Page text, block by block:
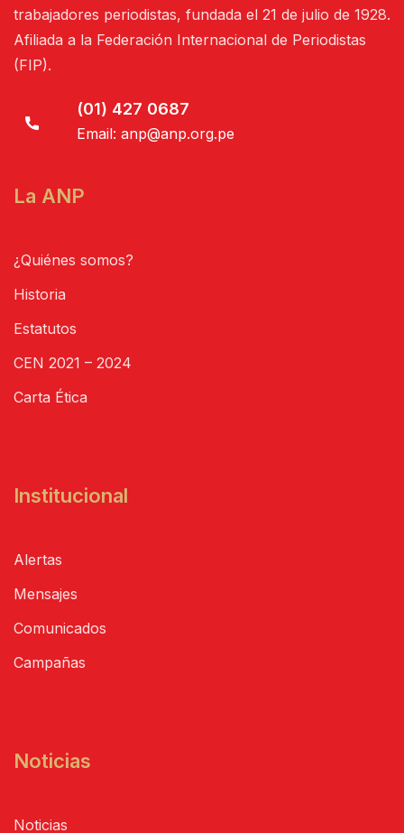
trabajadores periodistas, fundada el 21 de julio de 1928.
Afiliada a la Federación Internacional de Periodistas
(FIP).
(01) 427 0687
Email: anp@anp.org.pe
La ANP
¿Quiénes somos?
Historia
Estatutos
CEN 2021 – 2024
Carta Ética
Institucional
Alertas
Mensajes
Comunicados
Campañas
Noticias
Noticias